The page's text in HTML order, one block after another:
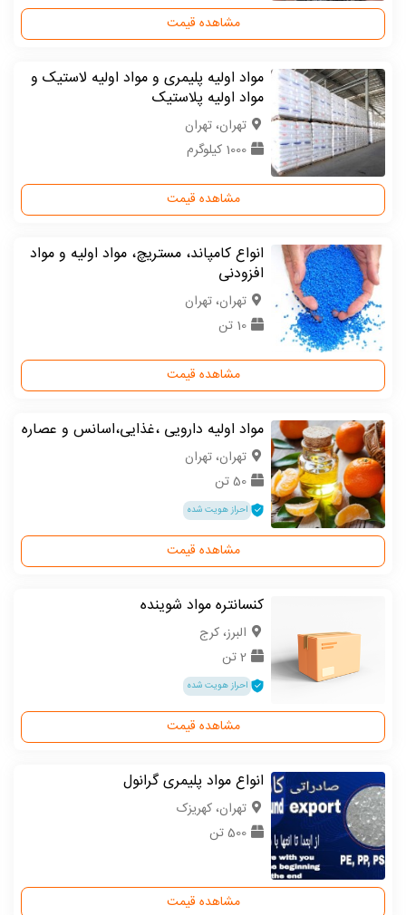
مشاهده قیمت
مواد اولیه پلیمری و مواد اولیه لاستیک و
مواد اولیه پلاستیک
تهران، تهران
1000 کیلوگرم
مشاهده قیمت
انواع کامپاند، مستریچ، مواد اولیه و مواد
افزودنی
تهران، تهران
10 تن
مشاهده قیمت
مواد اولیه دارویی ،غذایی،اسانس و عصاره
تهران، تهران
50 تن
احراز هویت شده
مشاهده قیمت
کنسانتره مواد شوینده
البرز، کرج
2 تن
احراز هویت شده
مشاهده قیمت
انواع مواد پلیمری گرانول
تهران، کهریزک
500 تن
مشاهده قیمت